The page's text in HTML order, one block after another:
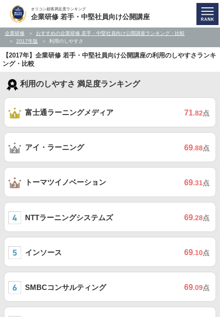
オリコン顧客満足度ランキング
企業研修 若手・中堅社員向け公開講座
企業研修
おすすめの企業研修 若手・中堅社員向け公開講座ランキング・比較
2017年版
利用のしやすさ
【2017年】企業研修 若手・中堅社員向け公開講座の利用のしやすさランキ
ング・比較
利用のしやすさ 満足度ランキング
富士通ラーニングメディア 71.82点
アイ・ラーニング 69.88点
トーマツイノベーション 69.31点
NTTラーニングシステムズ 69.28点
インソース 69.10点
SMBCコンサルティング 69.09点